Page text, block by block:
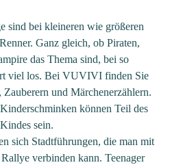
sind bei kleineren wie größeren
Ganz gleich, ob Piraten,
das Thema sind, bei so
viel los. Bei VUVIVI finden Sie
und Märchenerzählern.
können Teil des
sein.
sich Stadtführungen, die man mit
verbinden kann. Teenager